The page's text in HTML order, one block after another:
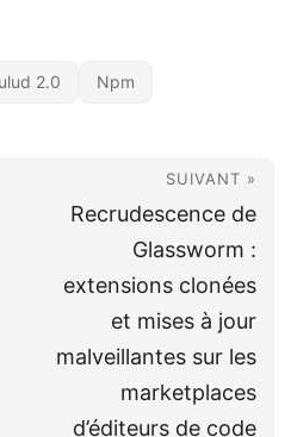
2.0 Npm
SUIVANT »
Recrudescence de
Glassworm :
extensions clonées
et mises à jour
malveillantes sur les
marketplaces
d’éditeurs de code